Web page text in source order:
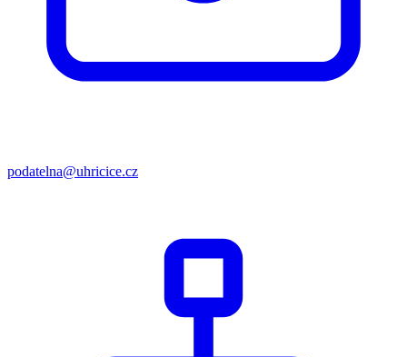
podatelna@uhricice.cz